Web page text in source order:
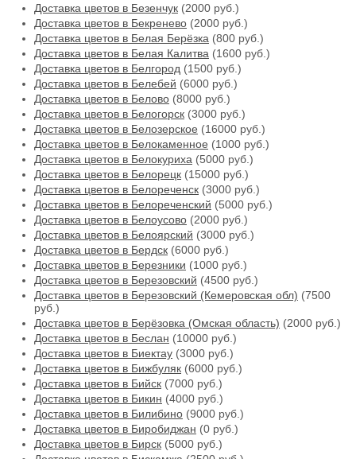
Доставка цветов в Безенчук (2000 руб.)
Доставка цветов в Бекренево (2000 руб.)
Доставка цветов в Белая Берёзка (800 руб.)
Доставка цветов в Белая Калитва (1600 руб.)
Доставка цветов в Белгород (1500 руб.)
Доставка цветов в Белебей (6000 руб.)
Доставка цветов в Белово (8000 руб.)
Доставка цветов в Белогорск (3000 руб.)
Доставка цветов в Белозерское (16000 руб.)
Доставка цветов в Белокаменное (1000 руб.)
Доставка цветов в Белокуриха (5000 руб.)
Доставка цветов в Белорецк (15000 руб.)
Доставка цветов в Белореченск (3000 руб.)
Доставка цветов в Белореченский (5000 руб.)
Доставка цветов в Белоусово (2000 руб.)
Доставка цветов в Белоярский (3000 руб.)
Доставка цветов в Бердск (6000 руб.)
Доставка цветов в Березники (1000 руб.)
Доставка цветов в Березовский (4500 руб.)
Доставка цветов в Березовский (Кемеровская обл) (7500
руб.)
Доставка цветов в Берёзовка (Омская область) (2000 руб.)
Доставка цветов в Беслан (10000 руб.)
Доставка цветов в Биектау (3000 руб.)
Доставка цветов в Бижбуляк (6000 руб.)
Доставка цветов в Бийск (7000 руб.)
Доставка цветов в Бикин (4000 руб.)
Доставка цветов в Билибино (9000 руб.)
Доставка цветов в Биробиджан (0 руб.)
Доставка цветов в Бирск (5000 руб.)